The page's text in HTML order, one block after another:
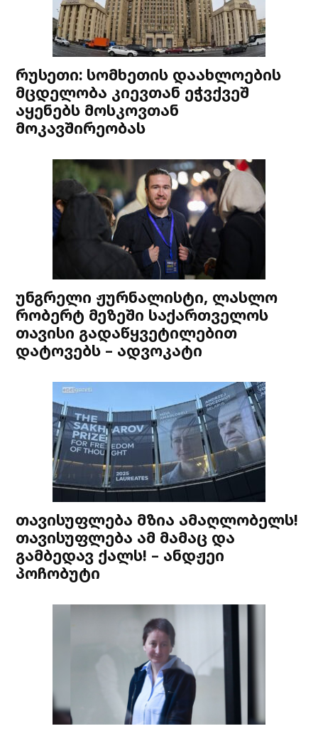
რუსეთი: სომხეთის დაახლოების
მცდელობა კიევთან ეჭვქვეშ
აყენებს მოსკოვთან
მოკავშირეობას
უნგრელი ჟურნალისტი, ლასლო
რობერტ მეზეში საქართველოს
თავისი გადაწყვეტილებით
დატოვებს – ადვოკატი
თავისუფლება მზია ამაღლობელს!
თავისუფლება ამ მამაც და
გამბედავ ქალს! – ანდჟეი
პოჩობუტი